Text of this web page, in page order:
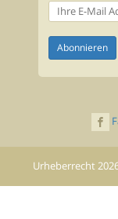
Urheberrecht